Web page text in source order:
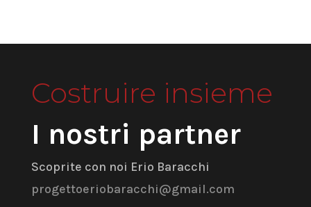
Costruire insieme
I nostri partner
Scoprite con noi Erio Baracchi
progettoeriobaracchi@gmail.com